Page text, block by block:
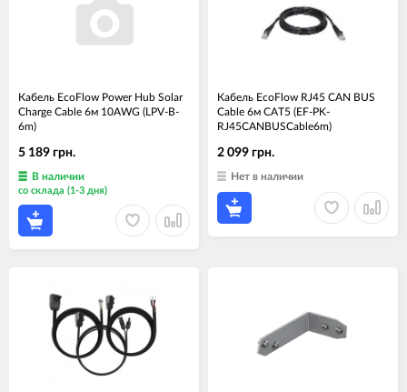
Кабель EcoFlow Power Hub Solar
Charge Cable 6м 10AWG (LPV-B-
6m)
5 189 грн.
В наличии
со склада (1-3 дня)
Кабель EcoFlow RJ45 CAN BUS
Cable 6м CAT5 (EF-PK-
RJ45CANBUSCable6m)
2 099 грн.
Нет в наличии